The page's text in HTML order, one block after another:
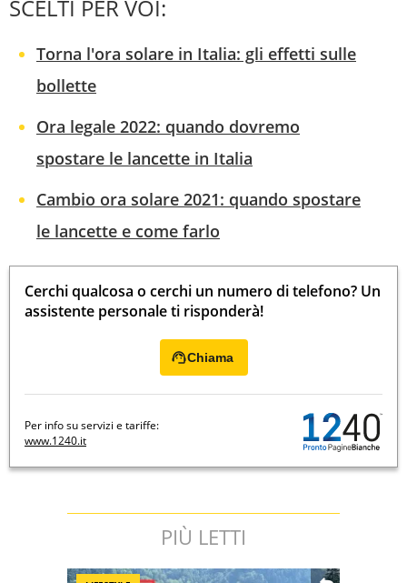
SCELTI PER VOI:
Torna l'ora solare in Italia: gli effetti sulle
bollette
Ora legale 2022: quando dovremo
spostare le lancette in Italia
Cambio ora solare 2021: quando spostare
le lancette e come farlo
Cerchi qualcosa o cerchi un numero di telefono? Un
assistente personale ti risponderà!
Chiama
Per info su servizi e tariffe:
www.1240.it
PIÙ LETTI